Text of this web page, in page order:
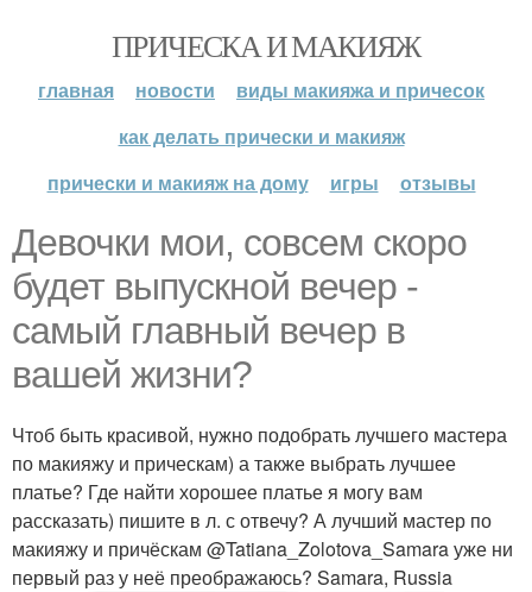
ПРИЧЕСКА И МАКИЯЖ
главная новости
виды макияжа и причесок
как делать прически и макияж
прически и макияж на дому
игры отзывы
Девочки мои, совсем скоро
будет выпускной вечер -
самый главный вечер в
вашей жизни?
Чтоб быть красивой, нужно подобрать лучшего мастера
по макияжу и прическам) а также выбрать лучшее
платье? Где найти хорошее платье я могу вам
рассказать) пишите в л. с отвечу? А лучший мастер по
макияжу и причёскам @Tatiana_Zolotova_Samara уже ни
первый раз у неё преображаюсь? Samara, Russia